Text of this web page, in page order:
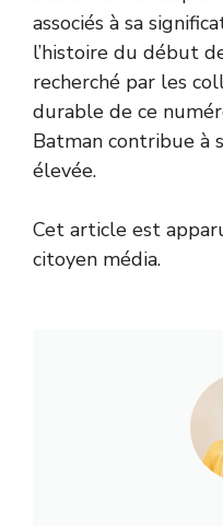
associés à sa
l’histoire du début
recherché par les
durable de ce
Batman contribue à
élevée.
Cet article est
citoyen média.